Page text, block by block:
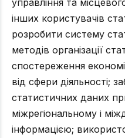
інших користувачів
розробити систему
методів організації
спостереження
від сфери діяльності;
статистичних даних
міжрегіональному і
інформацією;